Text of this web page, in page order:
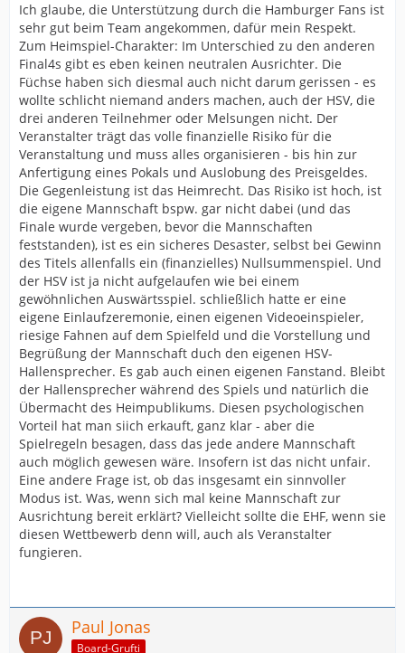
Ich glaube, die Unterstützung durch die Hamburger Fans ist
sehr gut beim Team angekommen, dafür mein Respekt.
Zum Heimspiel-Charakter: Im Unterschied zu den anderen
Final4s gibt es eben keinen neutralen Ausrichter. Die
Füchse haben sich diesmal auch nicht darum gerissen - es
wollte schlicht niemand anders machen, auch der HSV, die
drei anderen Teilnehmer oder Melsungen nicht. Der
Veranstalter trägt das volle finanzielle Risiko für die
Veranstaltung und muss alles organisieren - bis hin zur
Anfertigung eines Pokals und Auslobung des Preisgeldes.
Die Gegenleistung ist das Heimrecht. Das Risiko ist hoch, ist
die eigene Mannschaft bspw. gar nicht dabei (und das
Finale wurde vergeben, bevor die Mannschaften
feststanden), ist es ein sicheres Desaster, selbst bei Gewinn
des Titels allenfalls ein (finanzielles) Nullsummenspiel. Und
der HSV ist ja nicht aufgelaufen wie bei einem
gewöhnlichen Auswärtsspiel. schließlich hatte er eine
eigene Einlaufzeremonie, einen eigenen Videoeinspieler,
riesige Fahnen auf dem Spielfeld und die Vorstellung und
Begrüßung der Mannschaft duch den eigenen HSV-
Hallensprecher. Es gab auch einen eigenen Fanstand. Bleibt
der Hallensprecher während des Spiels und natürlich die
Übermacht des Heimpublikums. Diesen psychologischen
Vorteil hat man siich erkauft, ganz klar - aber die
Spielregeln besagen, dass das jede andere Mannschaft
auch möglich gewesen wäre. Insofern ist das nicht unfair.
Eine andere Frage ist, ob das insgesamt ein sinnvoller
Modus ist. Was, wenn sich mal keine Mannschaft zur
Ausrichtung bereit erklärt? Vielleicht sollte die EHF, wenn sie
diesen Wettbewerb denn will, auch als Veranstalter
fungieren.
Paul Jonas
Board-Grufti